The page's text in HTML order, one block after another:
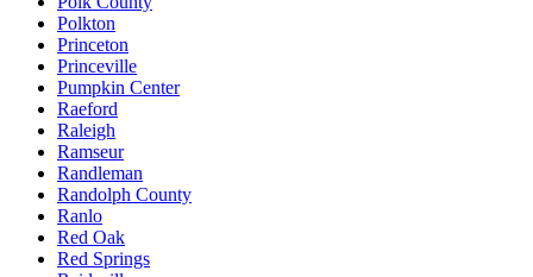
Polkton
Princeton
Princeville
Pumpkin Center
Raeford
Raleigh
Ramseur
Randleman
Randolph County
Ranlo
Red Oak
Red Springs